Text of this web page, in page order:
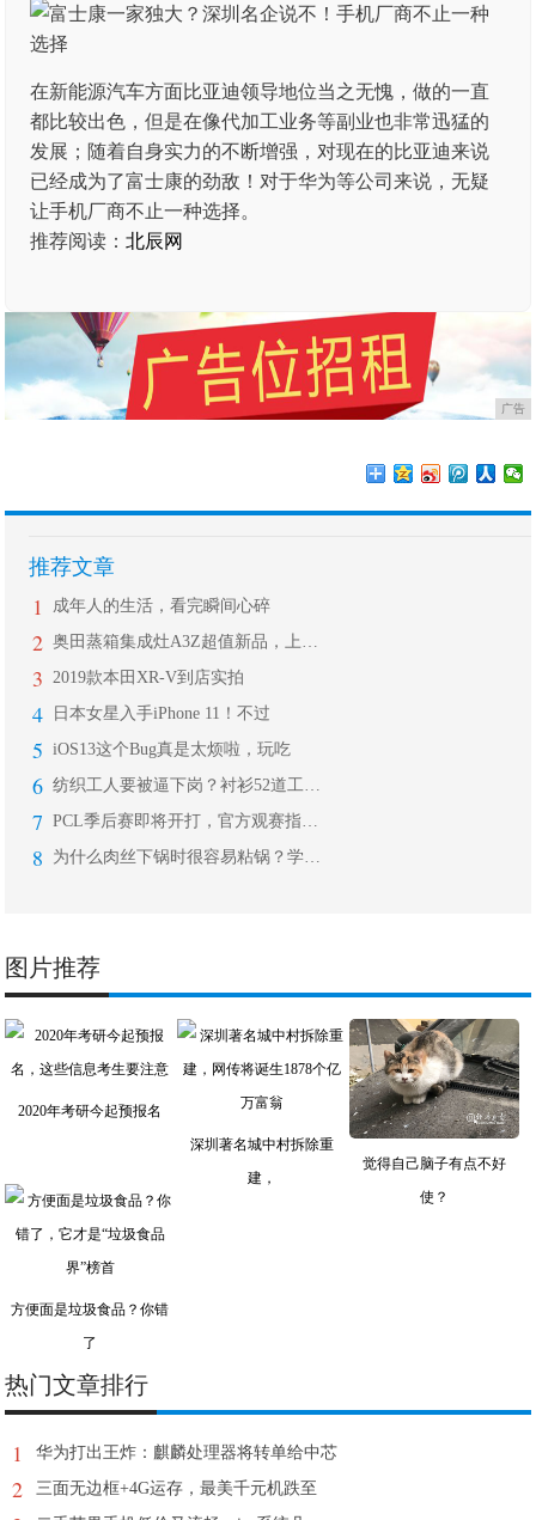
在新能源汽车方面比亚迪领导地位当之无愧，做的一直
都比较出色，但是在像代加工业务等副业也非常迅猛的
发展；随着自身实力的不断增强，对现在的比亚迪来说
已经成为了富士康的劲敌！对于华为等公司来说，无疑
让手机厂商不止一种选择。
推荐阅读：北辰网
广告
推荐文章
1 成年人的生活，看完瞬间心碎
2 奥田蒸箱集成灶A3Z超值新品，上市首
3 2019款本田XR-V到店实拍
4 日本女星入手iPhone 11！不过
5 iOS13这个Bug真是太烦啦，玩吃
6 纺织工人要被逼下岗？衬衫52道工序6
7 PCL季后赛即将开打，官方观赛指南出
8 为什么肉丝下锅时很容易粘锅？学会这些
图片推荐
2020年考研今起预报名
深圳著名城中村拆除重
建，
觉得自己脑子有点不好
使？
方便面是垃圾食品？你错
了
热门文章排行
1 华为打出王炸：麒麟处理器将转单给中芯
2 三面无边框+4G运存，最美千元机跌至